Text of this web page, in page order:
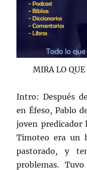
MIRA LO QUE
Intro: Después
en Éfeso, Pablo
joven predicador
Timoteo era un
pastorado, y
problemas.